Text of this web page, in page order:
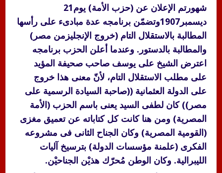
ديسمبر1907وتضمّن برنامجه عدة مبادىء على رأسها
المطالبة بالاستقلال التام (خروج الإنجليزمن مصر)
والمطالبة بالدستور. وعندما أعلن الحزب برنامجه
اعترض الشيخ على يوسف صاحب صحيفة المؤيد
على مطلب الاستقلال التام، لأنّ معنى هذا خروج
على الدولة العثمانية ((صاحبة السيادة الرسمية على
مصر)) كان لطفى السيد يعنى باسم الحزب (الأمة
المصرية) ومن هنا كانت كل كتاباته عن تعميق مغزى
(القومية المصرية) وكان الجناح الثانى فى مشروعه
الفكرى (علمنة مؤسسات الدولة) بترسيخ آليات
الليبرالية. وكان الوطن مُحرّك هذيْن الجناحيْن.